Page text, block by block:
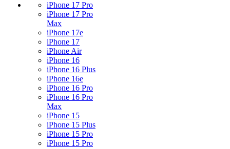
iPhone 17 Pro
iPhone 17 Pro
Max
iPhone 17e
iPhone 17
iPhone Air
iPhone 16
iPhone 16 Plus
iPhone 16e
iPhone 16 Pro
iPhone 16 Pro
Max
iPhone 15
iPhone 15 Plus
iPhone 15 Pro
iPhone 15 Pro